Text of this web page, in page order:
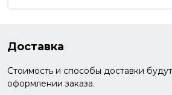
Доставка
Стоимость и способы доставки
оформлении заказа.